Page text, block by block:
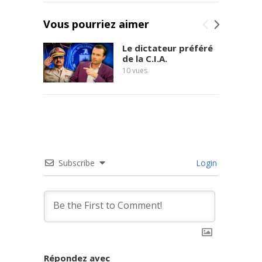
Vous pourriez aimer
Le dictateur préféré
de la C.I.A.
10vues
Subscribe Login
Répondez avec